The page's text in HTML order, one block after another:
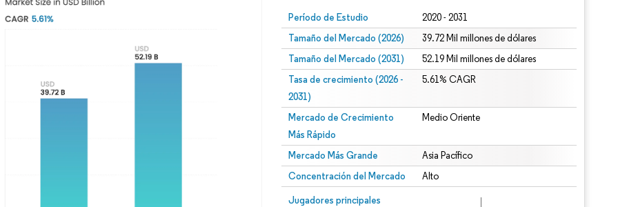
Período de Estudio 2020 - 2031
Tamaño del Mercado (2026) 39.72 Mil millones de dólares
Tamaño del Mercado (2031) 52.19 Mil millones de dólares
Tasa de crecimiento (2026 -
2031)
5.61% CAGR
Mercado de Crecimiento
Más Rápido
Medio Oriente
Mercado Más Grande Asia Pacífico
Concentración del Mercado Alto
Jugadores principales
Imagen © Mordor Intelligence. El uso requiere atribución según CC BY 4.0.
Imagen © Mordor Intelligence. El uso requiere atribución según CC BY 4.0.